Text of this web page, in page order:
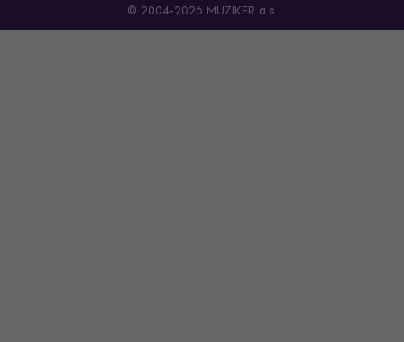
© 2004-2026 MUZIKER a.s.